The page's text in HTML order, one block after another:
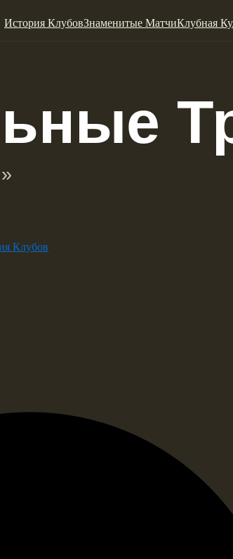
История КлубовЗнаменитые МатчиКлубная
Клубов